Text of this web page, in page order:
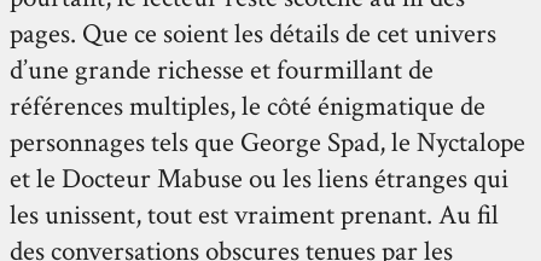
pages. Que ce soient les détails de cet univers
d’une grande richesse et fourmillant de
références multiples, le côté énigmatique de
personnages tels que George Spad, le Nyctalope
et le Docteur Mabuse ou les liens étranges qui
les unissent, tout est vraiment prenant. Au fil
des conversations obscures tenues par les